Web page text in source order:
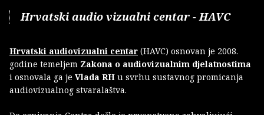
Hrvatski audio vizualni centar - HAVC
Hrvatski audiovizualni centar (HAVC) osnovan je 2008.
godine temeljem Zakona o audiovizualnim djelatnostima
i osnovala ga je Vlada RH u svrhu sustavnog promicanja
audiovizualnog stvaralaštva.